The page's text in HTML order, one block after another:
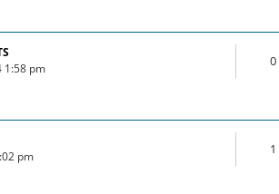
1:58 pm 0
pm 1